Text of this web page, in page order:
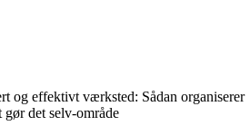
og effektivt værksted: Sådan organiserer
gør det selv-område